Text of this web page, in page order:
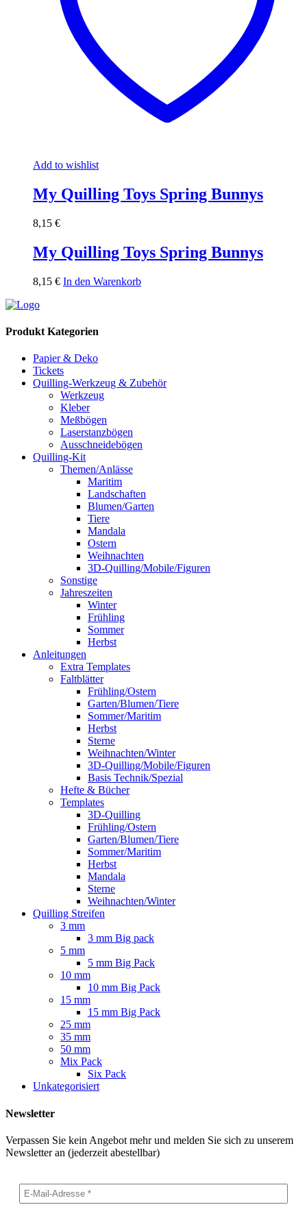
Add to wishlist
My Quilling Toys Spring Bunnys
8,15 €
My Quilling Toys Spring Bunnys
8,15 € In den Warenkorb
Produkt Kategorien
Papier & Deko
Tickets
Quilling-Werkzeug & Zubehör
Werkzeug
Kleber
Meßbögen
Laserstanzbögen
Ausschneidebögen
Quilling-Kit
Themen/Anlässe
Maritim
Landschaften
Blumen/Garten
Tiere
Mandala
Ostern
Weihnachten
3D-Quilling/Mobile/Figuren
Sonstige
Jahreszeiten
Winter
Frühling
Sommer
Herbst
Anleitungen
Extra Templates
Faltblätter
Frühling/Ostern
Garten/Blumen/Tiere
Sommer/Maritim
Herbst
Sterne
Weihnachten/Winter
3D-Quilling/Mobile/Figuren
Basis Technik/Spezial
Hefte & Bücher
Templates
3D-Quilling
Frühling/Ostern
Garten/Blumen/Tiere
Sommer/Maritim
Herbst
Mandala
Sterne
Weihnachten/Winter
Quilling Streifen
3 mm
3 mm Big pack
5 mm
5 mm Big Pack
10 mm
10 mm Big Pack
15 mm
15 mm Big Pack
25 mm
35 mm
50 mm
Mix Pack
Six Pack
Unkategorisiert
Newsletter
Verpassen Sie kein Angebot mehr und melden Sie sich zu unserem
Newsletter an (jederzeit abestellbar)